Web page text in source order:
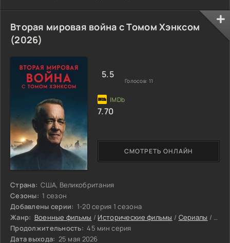
не обнаружено, что позволяет списать каждую смерть на
несчастный случай или внезапную болезнь. Но есть одна
деталь, которая не даёт покоя агенту: несколько
свидетелей независимо друг от друга видели возле жертв
Вторая мировая война с Томом Хэнксом
(2026)
Страна: США, Великобритания
Сезоны: 1 сезон
Добавлены серии: 1-20 серия 1 сезона
Жанр: Военные фильмы / Исторические фильмы / Сериалы /
Продолжительность: 45 мин серия
Дата выхода: 25 мая 2026
СМОТРЕТЬ ОНЛАЙН
5.5
Голосов: 11
7.70